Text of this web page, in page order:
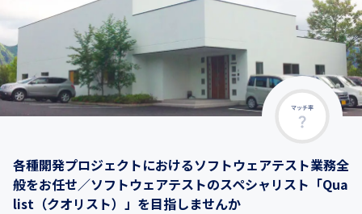
マッチ率
各種開発プロジェクトにおけるソフトウェアテスト業務全
般をお任せ／ソフトウェアテストのスペシャリスト「Qua
list（クオリスト）」を目指しませんか